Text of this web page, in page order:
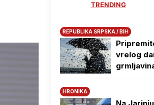
TRENDING
REPUBLIKA SRPSKA / BIH
vrelog
HRONIKA